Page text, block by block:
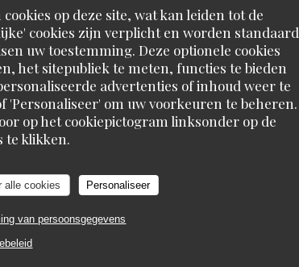
op deze site, wat kan leiden tot de
cookies zijn verplicht en worden standaard
uw toestemming. Deze optionele cookies
het sitepubliek te meten, functies te bieden
advertenties of inhoud weer te
'Personaliseer' om uw voorkeuren te beheren.
op het cookiepictogram linksonder op de
te klikken.
alle cookies Personaliseer
van persoonsgegevens
KEUKEN /5 KWALITEIT / PRIJS: 5 /5
Nous recommandons !
KEUKEN: 5